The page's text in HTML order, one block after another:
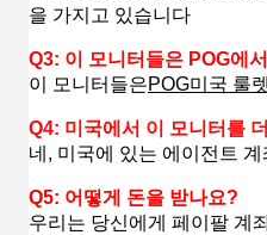
을 가지고 있습니다
Q3: 이 모니터들은 POG에
이 모니터들은POG미국 룰
Q4: 미국에서 이 모니터를
네, 미국에 있는 에이전트
Q5: 어떻게 돈을 받나요?
우리는 당신에게 페이팔 계